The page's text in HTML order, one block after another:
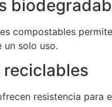
compostables
un solo uso.
resistencia para